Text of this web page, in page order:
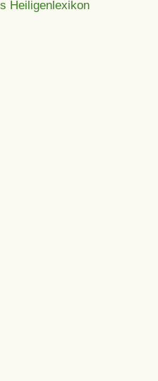
Heiligenlexikon